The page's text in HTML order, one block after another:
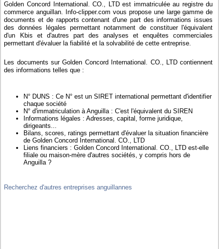
Golden Concord International. CO., LTD est immatriculée au registre du
commerce anguillan. Info-clipper.com vous propose une large gamme de
documents et de rapports contenant d'une part des informations issues
des données légales permettant notamment de constituer l'équivalent
d'un Kbis et d'autres part des analyses et enquêtes commerciales
permettant d'évaluer la fiabilité et la solvabilité de cette entreprise.
Les documents sur Golden Concord International. CO., LTD contiennent
des informations telles que :
N° DUNS : Ce N° est un SIRET international permettant d'identifier
chaque société
N° d'immatriculation à Anguilla : C'est l'équivalent du SIREN
Informations légales : Adresses, capital, forme juridique,
dirigeants...
Bilans, scores, ratings permettant d'évaluer la situation financière
de Golden Concord International. CO., LTD
Liens financiers : Golden Concord International. CO., LTD est-elle
filiale ou maison-mère d'autres sociétés, y compris hors de
Anguilla ?
Recherchez d'autres entreprises anguillannes